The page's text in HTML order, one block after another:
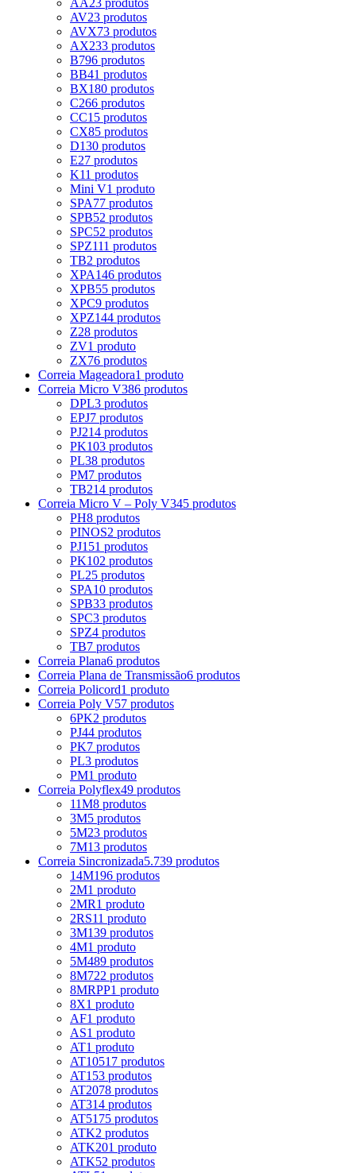
AA23 produtos
AV23 produtos
AVX73 produtos
AX233 produtos
B796 produtos
BB41 produtos
BX180 produtos
C266 produtos
CC15 produtos
CX85 produtos
D130 produtos
E27 produtos
K11 produtos
Mini V1 produto
SPA77 produtos
SPB52 produtos
SPC52 produtos
SPZ111 produtos
TB2 produtos
XPA146 produtos
XPB55 produtos
XPC9 produtos
XPZ144 produtos
Z28 produtos
ZV1 produto
ZX76 produtos
Correia Mageadora1 produto
Correia Micro V386 produtos
DPL3 produtos
EPJ7 produtos
PJ214 produtos
PK103 produtos
PL38 produtos
PM7 produtos
TB214 produtos
Correia Micro V – Poly V345 produtos
PH8 produtos
PINOS2 produtos
PJ151 produtos
PK102 produtos
PL25 produtos
SPA10 produtos
SPB33 produtos
SPC3 produtos
SPZ4 produtos
TB7 produtos
Correia Plana6 produtos
Correia Plana de Transmissão6 produtos
Correia Policord1 produto
Correia Poly V57 produtos
6PK2 produtos
PJ44 produtos
PK7 produtos
PL3 produtos
PM1 produto
Correia Polyflex49 produtos
11M8 produtos
3M5 produtos
5M23 produtos
7M13 produtos
Correia Sincronizada5.739 produtos
14M196 produtos
2M1 produto
2MR1 produto
2RS11 produto
3M139 produtos
4M1 produto
5M489 produtos
8M722 produtos
8MRPP1 produto
8X1 produto
AF1 produto
AS1 produto
AT1 produto
AT10517 produtos
AT153 produtos
AT2078 produtos
AT314 produtos
AT5175 produtos
ATK2 produtos
ATK201 produto
ATK52 produtos